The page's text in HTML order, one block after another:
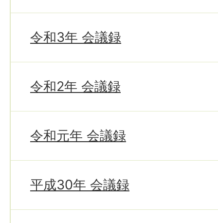
令和3年 会議録
令和2年 会議録
令和元年 会議録
平成30年 会議録